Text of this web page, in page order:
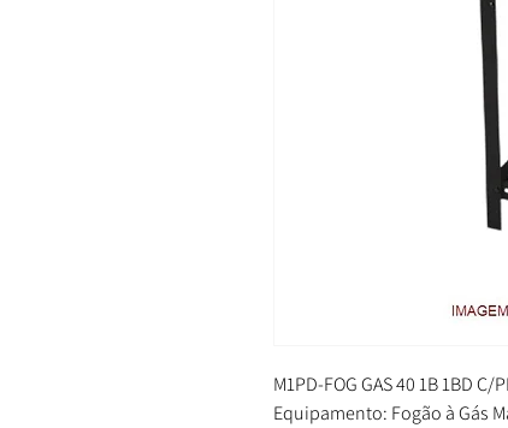
M1PD-FOG GAS 40 1B 1BD C/
Equipamento: Fogão à Gás